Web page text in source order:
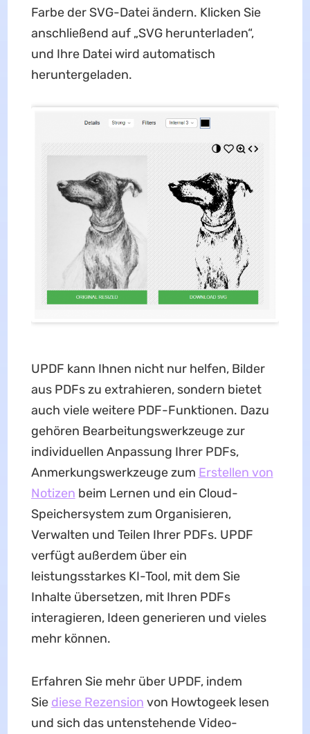
Farbe der SVG-Datei ändern. Klicken Sie
anschließend auf „SVG herunterladen“,
und Ihre Datei wird automatisch
heruntergeladen.
UPDF kann Ihnen nicht nur helfen, Bilder
aus PDFs zu extrahieren, sondern bietet
auch viele weitere PDF-Funktionen. Dazu
gehören Bearbeitungswerkzeuge zur
individuellen Anpassung Ihrer PDFs,
Anmerkungswerkzeuge zum Erstellen von
Notizen beim Lernen und ein Cloud-
Speichersystem zum Organisieren,
Verwalten und Teilen Ihrer PDFs. UPDF
verfügt außerdem über ein
leistungsstarkes KI-Tool, mit dem Sie
Inhalte übersetzen, mit Ihren PDFs
interagieren, Ideen generieren und vieles
mehr können.
Erfahren Sie mehr über UPDF, indem
Sie diese Rezension von Howtogeek lesen
und sich das untenstehende Video-